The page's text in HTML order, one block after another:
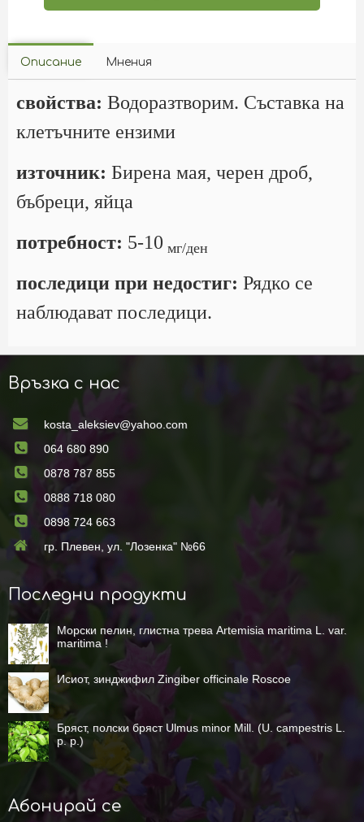
Описание Мнения
свойства: Водоразтворим. Съставка на
клетъчните ензими
източник: Бирена мая, черен дроб,
бъбреци, яйца
потребност: 5-10 мг/ден
последици при недостиг: Рядко се
наблюдават последици.
Връзка с нас
kosta_aleksiev@yahoo.com
064 680 890
0878 787 855
0888 718 080
0898 724 663
гр. Плевен, ул. "Лозенка" №66
Последни продукти
Морски пелин, глистна трева Artemisia maritima L. var.
maritima !
Исиот, зинджифил Zingiber officinale Roscoe
Бряст, полски бряст Ulmus minor Mill. (U. campestris L.
p. p.)
Абонирай се